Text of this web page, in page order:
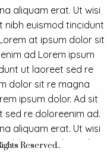
aliquam erat. Ut wisi
nibh euismod tincidunt
at ipsum dolor sit
ad Lorem ipsum
ut laoreet sed re
dolor sit re magna
ipsum dolor. Ad sit
sed re doloreenim ad.
aliquam erat. Ut wisi
nibh euismod tincidunt
Reserved..